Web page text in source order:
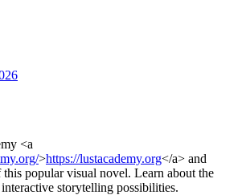
<a
>https://lustacademy.org</a> and
this popular visual novel. Learn about the
storytelling possibilities.